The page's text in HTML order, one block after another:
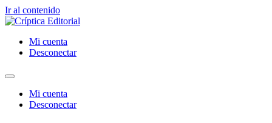
Ir al contenido
Mi cuenta
Desconectar
Mi cuenta
Desconectar